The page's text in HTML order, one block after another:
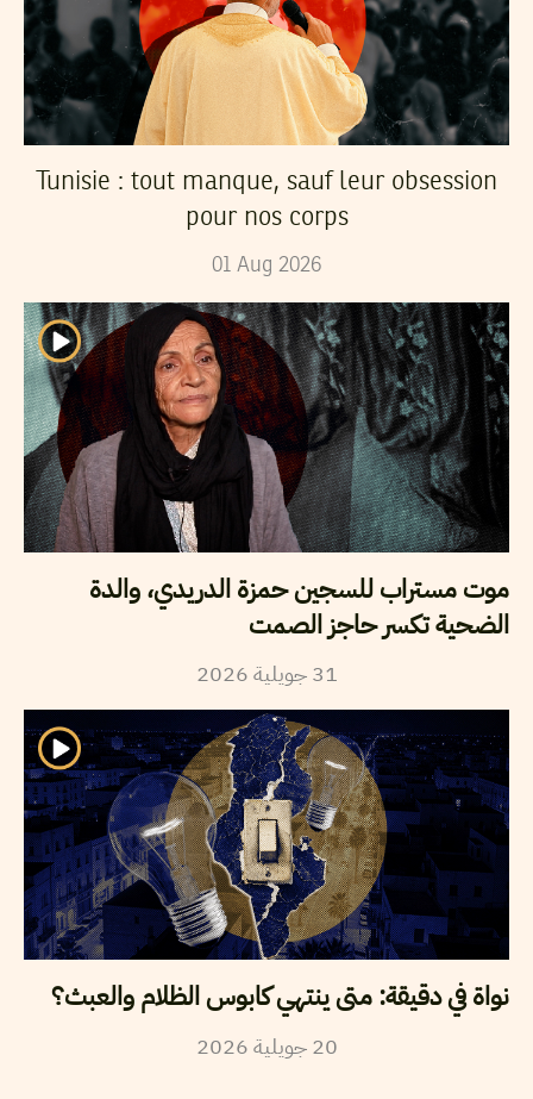
Tunisie : tout manque, sauf leur obsession
pour nos corps
01 Aug 2026
موت مستراب للسجين حمزة الدريدي، والدة
الضحية تكسر حاجز الصمت
31 جويلية2026
نواة في دقيقة: متى ينتهي كابوس الظلام والعبث؟
20 جويلية2026